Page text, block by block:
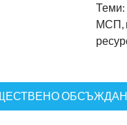
Теми:
МСП,